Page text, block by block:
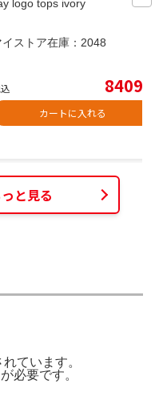
logo tops ivory
イストア在庫： 2048
8409
カートに入れる
と見る
ています。
が必要です。